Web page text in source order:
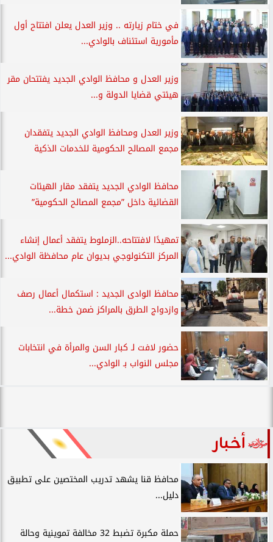
في ختام زيارته .. وزير العدل يعلن افتتاح أول
مأمورية استئناف بالوادي...
وزير العدل و محافظ الوادي الجديد يفتتحان مقر
هيئتي قضايا الدولة و...
وزير العدل ومحافظ الوادي الجديد يتفقدان
مجمع المصالح الحكومية للخدمات الذكية
محافظ الوادي الجديد يتفقد مقار الهيئات
القضائية داخل ”مجمع المصالح الحكومية”
تمهيدًا لافتتاحه..الزملوط يتفقد أعمال إنشاء
المركز التكنولوجي بديوان عام محافظة الوادي...
محافظ الوادى الجديد : استكمال أعمال رصف
وازدواج الطرق بالمراكز ضمن خطة...
حضور لافت لـ كبار السن والمرأة في انتخابات
مجلس النواب بـ الوادي...
أخبار
محافظ قنا يشهد تدريب المختصين على تطبيق
دليل...
حملة مكبرة تضبط 32 مخالفة تموينية وحالة